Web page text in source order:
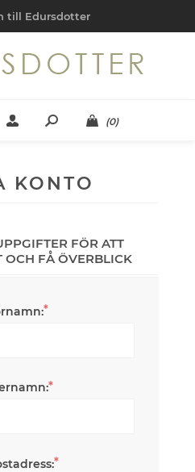
till Edursdotter
(0)
KONTO
FÖR ATT
OCH FÅ ÖVERBLICK
*
*
*